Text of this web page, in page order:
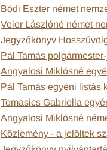
Bódi Eszter német
Veier Lászlóné német
Jegyzőkönyv
Pál Tamás
Angyalosi Miklósné
Pál Tamás egyéni listás
Tomasics Gabriella
Angyalosi Miklósné
Közlemény - a jelöltek